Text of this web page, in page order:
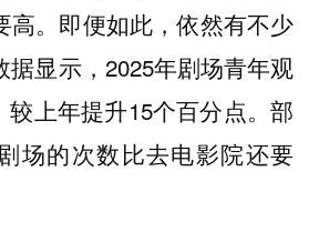
高。即便如此，依然有不少
据显示，2025年剧场青年观
较上年提升15个百分点。部
场的次数比去电影院还要